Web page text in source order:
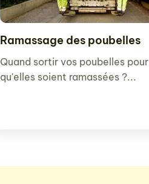
Ramassage des poubelles
Quand sortir vos poubelles pour
qu'elles soient ramassées ?...